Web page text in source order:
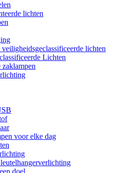
lichten
lichten
Lichten
voor elke dag
doel